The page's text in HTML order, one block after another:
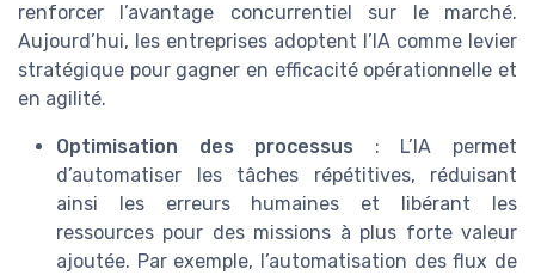
renforcer l’avantage concurrentiel sur le marché.
Aujourd’hui, les entreprises adoptent l’IA comme levier
stratégique pour gagner en efficacité opérationnelle et
en agilité.
Optimisation des processus : L’IA permet
d’automatiser les tâches répétitives, réduisant
ainsi les erreurs humaines et libérant les
ressources pour des missions à plus forte valeur
ajoutée. Par exemple, l’automatisation des flux de